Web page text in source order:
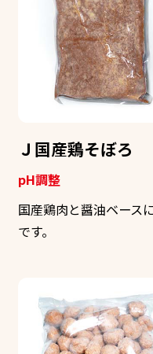
Ｊ国産鶏そぼろ
pH調整
国産鶏肉と醤油ベース
です。